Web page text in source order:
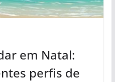
em Natal:
perfis de